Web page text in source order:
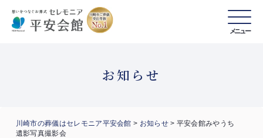
メニュー
お知らせ
川崎市の葬儀はセレモニア平安会館 > お知らせ> 平安会館みやうち
遺影写真撮影会